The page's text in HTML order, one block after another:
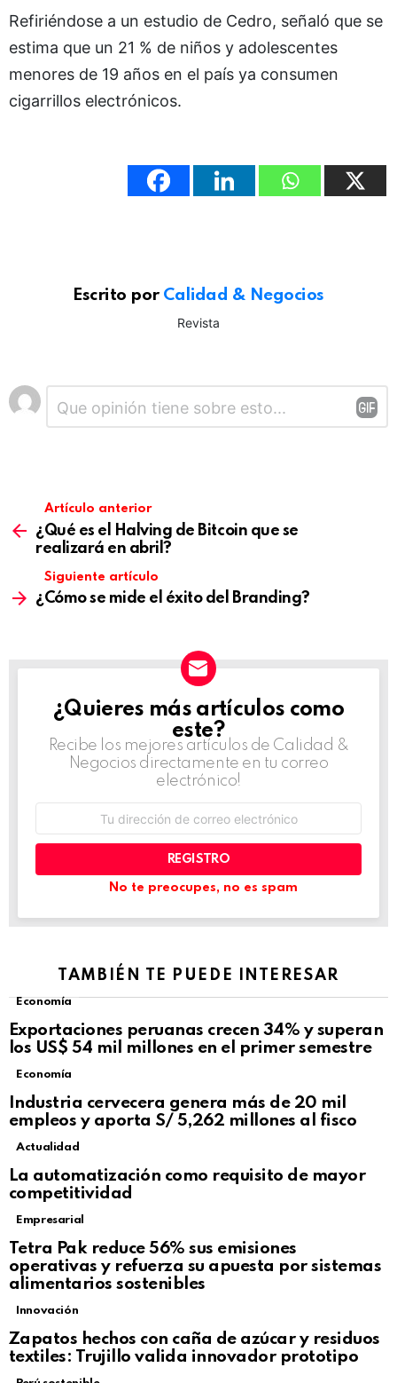
Refiriéndose a un estudio de Cedro, señaló que se
estima que un 21 % de niños y adolescentes
menores de 19 años en el país ya consumen
cigarrillos electrónicos.
Escrito por Calidad & Negocios
Revista
Deja
una
Artículo anterior
¿Qué es el Halving de Bitcoin que se
realizará en abril?
Siguiente artículo
¿Cómo se mide el éxito del Branding?
NEWSLETTER
¿Quieres más artículos como
este?
Recibe los mejores artículos de Calidad &
Negocios directamente en tu correo
electrónico!
correo
No te preocupes, no es spam
TAMBIÉN TE PUEDE INTERESAR
Economía
Exportaciones peruanas crecen 34% y superan
los US$ 54 mil millones en el primer semestre
Economía
Industria cervecera genera más de 20 mil
empleos y aporta S/ 5,262 millones al fisco
Actualidad
La automatización como requisito de mayor
competitividad
Empresarial
Tetra Pak reduce 56% sus emisiones
operativas y refuerza su apuesta por sistemas
alimentarios sostenibles
Innovación
Zapatos hechos con caña de azúcar y residuos
textiles: Trujillo valida innovador prototipo